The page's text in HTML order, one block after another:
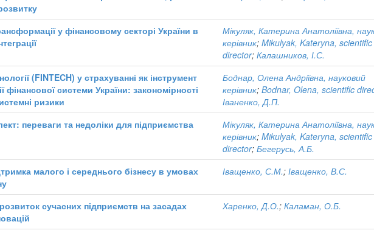
у фінансовому секторі України в
Мікуляк, Катерина Анатоліївна,
керівник;Mikulyak, Kateryna, scientific
director;Калашников, І.С.
(FINTECH) у страхуванні як інструмент
фінансової системи України: закономірності
ризики
Боднар, Олена Андріївна, науковий
керівник;Bodnar, Olena, scientific
Іваненко, Д.П.
переваги та недоліки для підприємства
Мікуляк, Катерина Анатоліївна,
керівник;Mikulyak, Kateryna, scientific
director;Бегерусь, А.Б.
малого і середнього бізнесу в умовах
Іващенко, С.М.;Іващенко, В.С.
сучасних підприємств на засадах
Харенко, Д.О.;Каламан, О.Б.